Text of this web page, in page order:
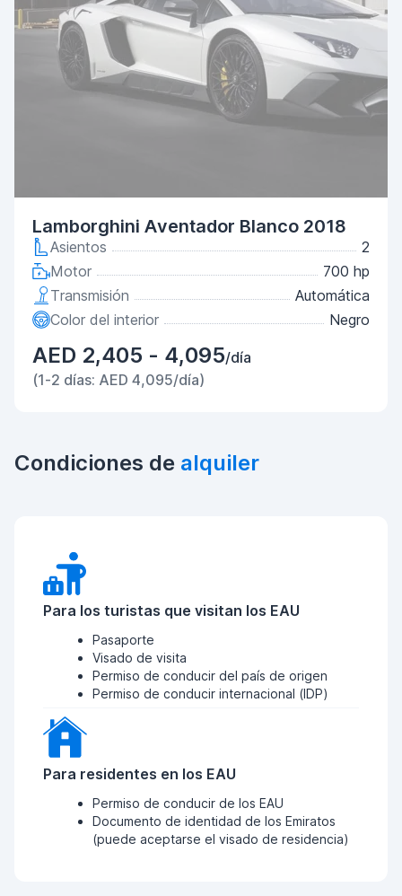
Lamborghini Aventador Blanco 2018
Asientos
2
Motor
700 hp
Transmisión
Automática
Color del interior
Negro
AED 2,405 - 4,095/día
(1-2 días: AED 4,095/día)
Condiciones de alquiler
Para los turistas que visitan los EAU
Pasaporte
Visado de visita
Permiso de conducir del país de origen
Permiso de conducir internacional (IDP)
Para residentes en los EAU
Permiso de conducir de los EAU
Documento de identidad de los Emiratos
(puede aceptarse el visado de residencia)